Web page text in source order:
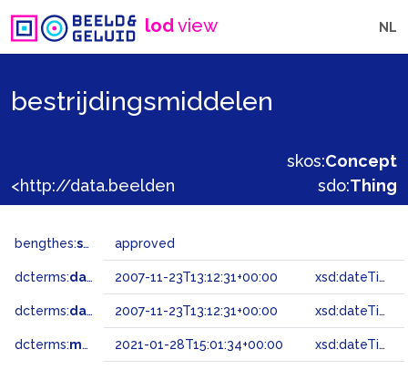
lodview NL
bestrijdingsmiddelen
skos:Concept
sdo:Thing
bengthes:status approved
dcterms:dateAccepted 2007-11-23T13:12:31+00:00 xsd:dateTime
dcterms:dateSubmitted 2007-11-23T13:12:31+00:00 xsd:dateTime
dcterms:modified 2021-01-28T15:01:34+00:00 xsd:dateTime